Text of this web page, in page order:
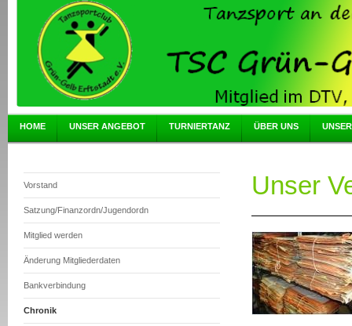
HOME UNSER ANGEBOT TURNIERTANZ ÜBER UNS
Vorstand
Satzung/Finanzordn/Jugendordn
Mitglied werden
Änderung Mitgliederdaten
Bankverbindung
Chronik
Unser